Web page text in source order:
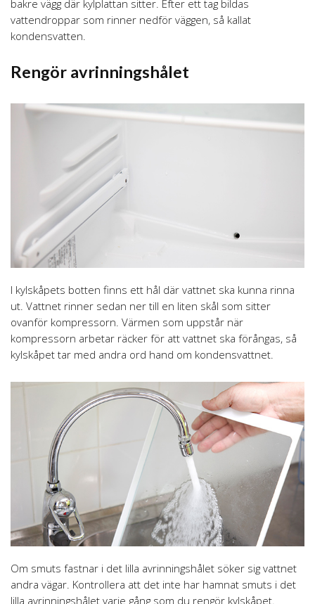
bakre vägg där kylplattan sitter. Efter ett tag bildas
vattendroppar som rinner nedför väggen, så kallat
kondensvatten.
Rengör avrinningshålet
I kylskåpets botten finns ett hål där vattnet ska kunna rinna
ut. Vattnet rinner sedan ner till en liten skål som sitter
ovanför kompressorn. Värmen som uppstår när
kompressorn arbetar räcker för att vattnet ska förångas, så
kylskåpet tar med andra ord hand om kondensvattnet.
Om smuts fastnar i det lilla avrinningshålet söker sig vattnet
andra vägar. Kontrollera att det inte har hamnat smuts i det
lilla avrinningshålet varje gång som du rengör kylskåpet.